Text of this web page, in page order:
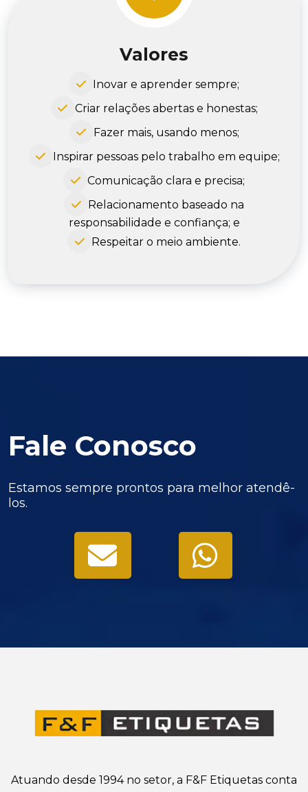
Valores
Inovar e aprender sempre;
Criar relações abertas e honestas;
Fazer mais, usando menos;
Inspirar pessoas pelo trabalho em equipe;
Comunicação clara e precisa;
Relacionamento baseado na
responsabilidade e confiança; e
Respeitar o meio ambiente.
Fale Conosco
Estamos sempre prontos para melhor atendê-
los.
Atuando desde 1994 no setor, a F&F Etiquetas conta